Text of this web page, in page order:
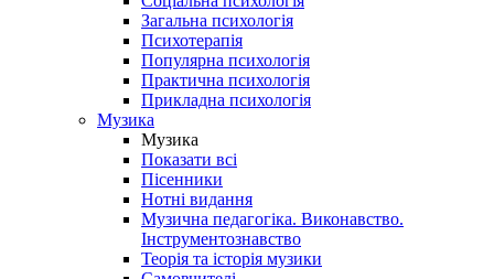
Загальна психологія
Психотерапія
Популярна психологія
Практична психологія
Прикладна психологія
Музика
Музика
Показати всі
Пісенники
Нотні видання
Музична педагогіка. Виконавство.
Інструментознавство
Теорія та історія музики